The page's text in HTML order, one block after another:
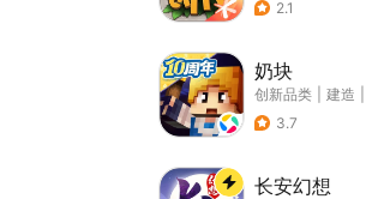
2.1
奶块
创新品类 建造
3.7
长安幻想